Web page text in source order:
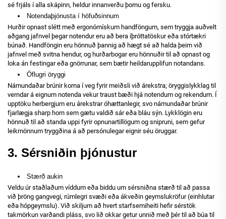
sé frjáls í alla skápinn, heldur innanverðu þornu og fersku.
Notendaþjónusta í höfuðsinnum
Hurðir opnast slétt með ergonómískum handföngum, sem tryggja auðvelt
aðgang jafnvel þegar notendur eru að bera íþróttatöskur eða stórtækri
búnað. Handföngin eru hönnuð þannig að hægt sé að halda þeim við
jafnvel með svitna hendur, og hurðarbogar eru hönnuðir til að opnast og
loka án festingar eða gnörrunar, sem bætir heildarupplifun notandans.
Öflugri öryggi
Námundaðar brúnir koma í veg fyrir meiðsli við árekstra; öryggislykklag til
verndar á eignum notenda vekur traust bæði hjá notendum og rekendum. Í
upptöku herbergjum eru árekstrar óhættanlegir, svo námundaðar brúnir
fjarlægja sharp horn sem gætu valdið sár eða bláu sýn. Lykklögin eru
hönnuð til að standa uppi fyrir opnunartillögum og snipruni, sem gefur
leikmönnum tryggðina á að persónulegar eignir séu öruggar.
3. Sérsniðin þjónustur
Stærð aukin
Veldu úr staðlaðum víddum eða biddu um sérsniðna stærð til að passa
við þröng gangvegi, rúmlegri svæði eða ákveðin geymslukröfur (einhlutar
eða hópgeymslu). Við skiljum að hvert starfsemiheiti hefir sérstök
takmörkun varðandi pláss, svo lið okkar getur unnið með þér til að búa til